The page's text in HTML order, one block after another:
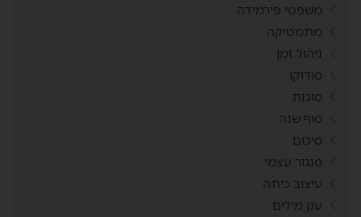
משפטי פירמידה
מתמטיקה
ניהול זמן
סודוקו
סוכות
סוף שנה
סיכום
סנגור עצמי
עיצוב כיתה
ענן מילים